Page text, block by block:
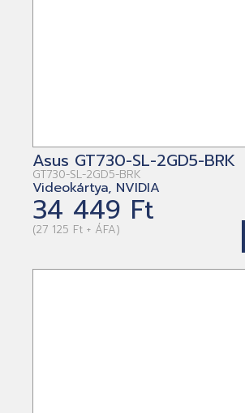
Asus GT730-SL-2GD5-BRK
GT730-SL-2GD5-BRK
Videokártya, NVIDIA
34 449 Ft
(27 125 Ft + ÁFA)